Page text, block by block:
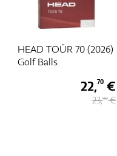
HEAD TOÜR 70 (2026)
Golf Balls
22,70 €
23,90€